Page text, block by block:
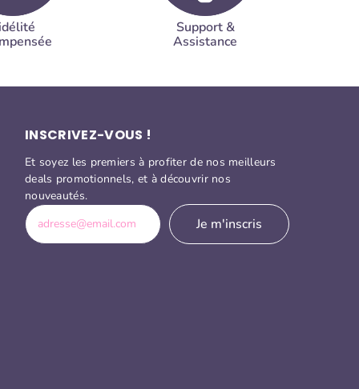
Support &
Assistance
INSCRIVEZ-VOUS !
Et soyez les premiers à profiter de nos meilleurs
deals promotionnels, et à découvrir nos
nouveautés.
Je m'inscris